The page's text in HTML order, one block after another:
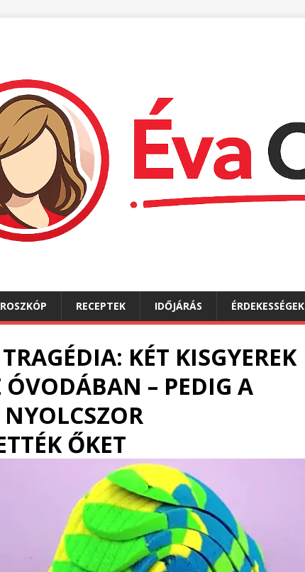
RECEPTEK IDŐJÁRÁS ÉRDEKESSÉGEK
KÉT KISGYEREK
– PEDIG A
ŐKET